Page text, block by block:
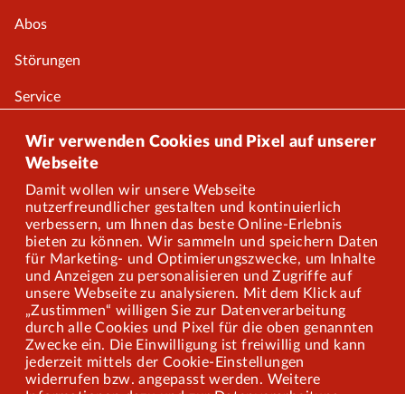
Wir verwenden Cookies und Pixel auf unserer
Webseite
Damit wollen wir unsere Webseite
nutzerfreundlicher gestalten und kontinuierlich
verbessern, um Ihnen das beste Online-Erlebnis
bieten zu können. Wir sammeln und speichern Daten
für Marketing- und Optimierungszwecke, um Inhalte
und Anzeigen zu personalisieren und Zugriffe auf
unsere Webseite zu analysieren. Mit dem Klick auf
„Zustimmen“ willigen Sie zur Datenverarbeitung
durch alle Cookies und Pixel für die oben genannten
Zwecke ein. Die Einwilligung ist freiwillig und kann
jederzeit mittels der Cookie-Einstellungen
widerrufen bzw. angepasst werden. Weitere
Abos
Störungen
Service
Onlineshop
Über uns
Karriere
Presse
Mitarbeiterportal
Barrierefreiheit